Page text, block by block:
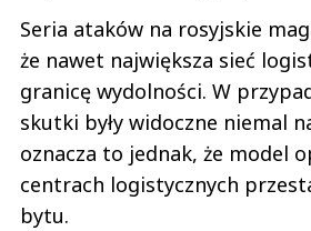
Seria ataków na rosyjskie
że nawet największa sieć
granicę wydolności. W
skutki były widoczne niemal
oznacza to jednak, że model
centrach logistycznych
bytu.